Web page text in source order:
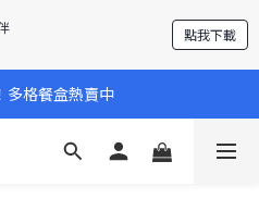
點我下載
多格餐盒熱賣中